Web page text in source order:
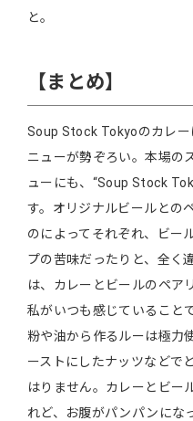
と。
【まとめ】
Soup Stock Tokyoのカレー
ニューが勢ぞろい。本場の
ューにも、“Soup Stock
す。オリジナルビールとの
のによってそれぞれ、ビー
プの苦味だったりと、全く
は、カレーとビールのペア
私がいつも感じていること
粉や油から作るルーは極力
ーストにしたナッツなどで
はりません。カレーとビー
れど、お腹がパンパンにな